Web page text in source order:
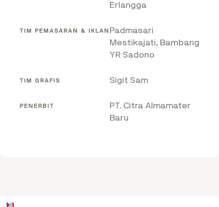
Erlangga
TIM PEMASARAN & IKLAN Padmasari
Mestikajati, Bambang
YR Sadono
TIM GRAFIS Sigit Sam
PENERBIT
PT. Citra Almamater
Baru